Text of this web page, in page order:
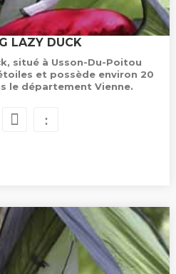
LAZY DUCK
situé à Usson-Du-Poitou
et possède environ 20
le département Vienne.